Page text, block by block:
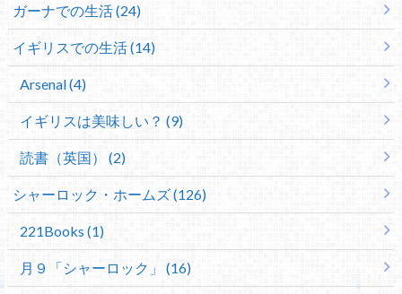
ガーナでの生活 (24)
イギリスでの生活 (14)
Arsenal (4)
イギリスは美味しい？ (9)
読書（英国） (2)
シャーロック・ホームズ (126)
221Books (1)
月９「シャーロック」 (16)